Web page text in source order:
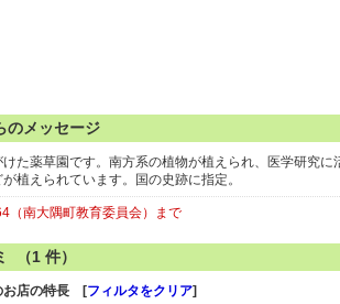
のメッセージ
た薬草園です。南方系の植物が植えられ、医学研究
植えられています。国の史跡に指定。
（南大隅町教育委員会）まで
（1 件）
お店の特長 [フィルタをクリア]